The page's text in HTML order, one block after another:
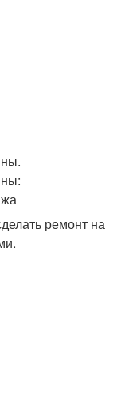
ремонт на